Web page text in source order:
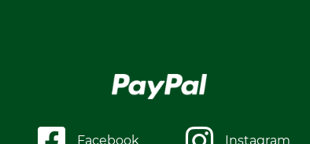
Facebook Instagram